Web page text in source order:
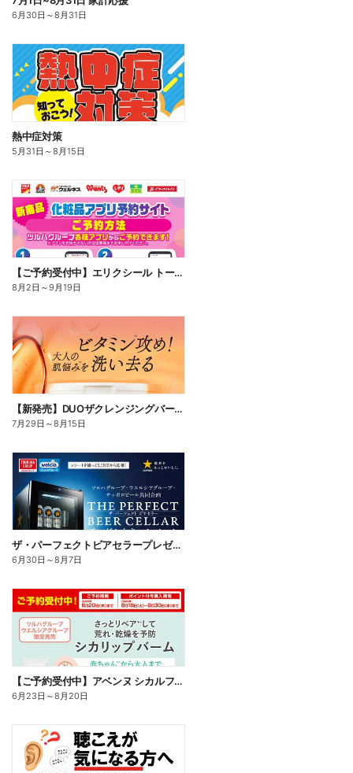
6月30日 ～8月31日
熱中症対策
5月31日 ～8月15日
【ご予約受付中】エリクシール トータルVファーミングクリームca
8月2日 ～9月19日
【新発売】DUOザクレンジングバームビタミン18
7月29日 ～8月15日
ザ・パーフェクトビアセラープレゼントキャンペーン
6月30日 ～8月7日
【ご予約受付中】アベンヌ シカルファットプラス リペアリップバーム
6月23日 ～8月20日